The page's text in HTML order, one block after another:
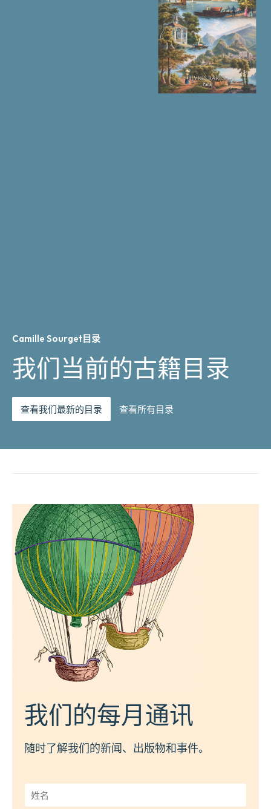
Camille Sourget目录
我们当前的古籍目录
查看我们最新的目录 查看所有目录
我们的每月通讯
随时了解我们的新闻、出版物和事件。
姓
名